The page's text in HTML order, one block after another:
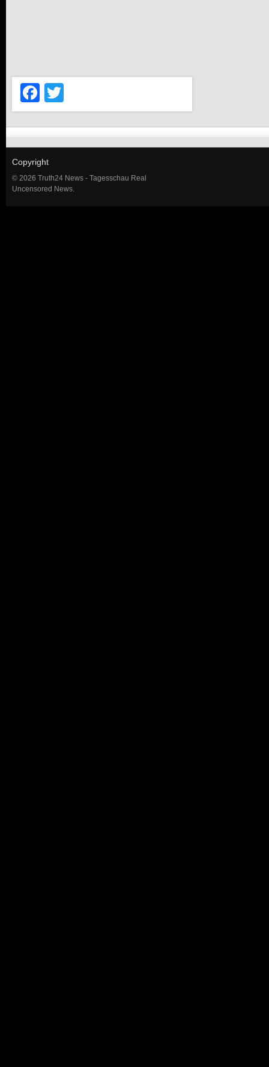
Facebook
Copyright
© 2026 Truth24 News - Tagesschau Real
Uncensored News.